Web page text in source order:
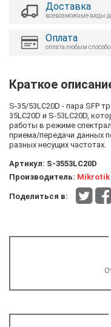
Доставка
всевозможные виды
Оплата
оплата любым
Краткое
S-35/53LC20D - пара SFP
35LC20D и S-53LC20D,
работы в режиме
приема/передачи данных
разных несущих частотах.
Артикул: S-3553LC20D
Производитель: Mikrotik
Поделиться в: